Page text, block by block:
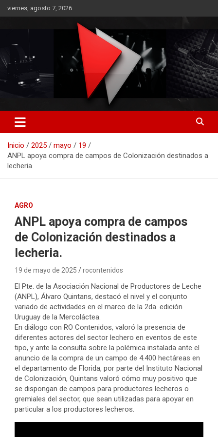
Saltar
al
viernes, agosto 7, 2026
RO CONTENIDOS
Inicio 2025 mayo
19
ANPL apoya compra de campos de Colonización destinados a
lecheria.
AGRO
ANPL apoya compra de campos
de Colonización destinados a
lecheria.
19 de mayo de 2025 rocontenidos
El Pte. de la Asociación Nacional de Productores de Leche
(ANPL), Álvaro Quintans, destacó el nivel y el conjunto
variado de actividades en el marco de la 2da. edición
Uruguay de la Mercoláctea.
En diálogo con RO Contenidos, valoró la presencia de
diferentes actores del sector lechero en eventos de este
tipo, y ante la consulta sobre la polémica instalada ante el
anuncio de la compra de un campo de 4.400 hectáreas en
el departamento de Florida, por parte del Instituto Nacional
de Colonización, Quintans valoró cómo muy positivo que
se dispongan de campos para productores lecheros o
gremiales del sector, que sean utilizadas para apoyar en
particular a los productores lecheros.